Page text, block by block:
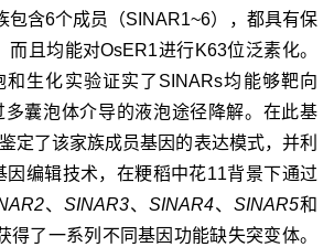
包含6个成员（SINAR1~6），都具有保
而且均能对OsER1进行K63位泛素化。
生化实验证实了 SINARs均能够靶向
多囊泡体介导的液泡途径降解。在此基
定了该家族成员基因的表达模式，并利
因编辑技术，在粳稻中花11背景下通过
、 SINAR3、 SINAR4、 SINAR5和
得了一系列不同基因功能缺失突变体。